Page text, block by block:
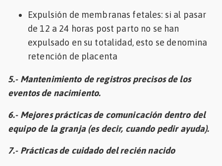
Expulsión de membranas fetales: si al pasar
de 12 a 24 horas post parto no se han
expulsado en su totalidad, esto se denomina
retención de placenta
5.- Mantenimiento de registros precisos de los
eventos de nacimiento.
6.- Mejores prácticas de comunicación dentro del
equipo de la granja (es decir, cuando pedir ayuda).
7.- Prácticas de cuidado del recién nacido